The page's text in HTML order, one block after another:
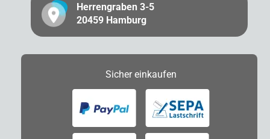
Herrengraben 3-5
20459 Hamburg
Sichereinkaufen